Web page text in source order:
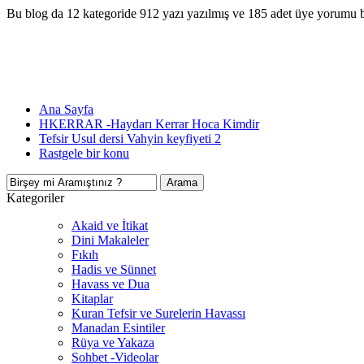
Bu blog da 12 kategoride 912 yazı yazılmış ve 185 adet üye yorumu
Ana Sayfa
HKERRAR -Haydarı Kerrar Hoca Kimdir
Tefsir Usul dersi Vahyin keyfiyeti 2
Rastgele bir konu
Kategoriler
Akaid ve İtikat
Dini Makaleler
Fıkıh
Hadis ve Sünnet
Havass ve Dua
Kitaplar
Kuran Tefsir ve Surelerin Havassı
Manadan Esintiler
Rüya ve Yakaza
Sohbet -Videolar